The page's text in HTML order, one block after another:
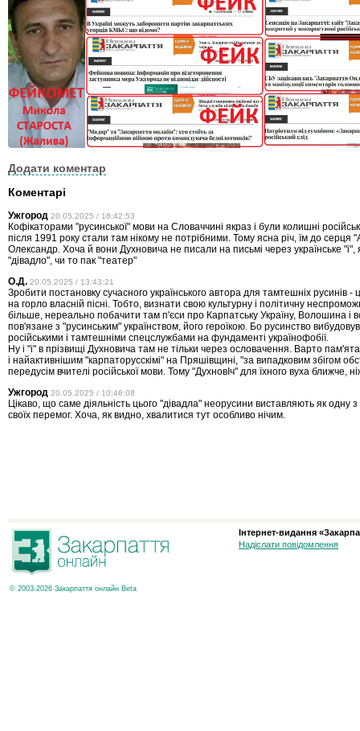
Додати коментар
Коментарі
Ужгород 20.05.2025 / 18:42:53
Кофікаторами "русинської" мови на Словаччині якраз і були колишні
після 1991 року стали там нікому не потрібними. Тому ясна річ, їм до серця
Олександр. Хоча й вони Духновича не писали на письмі через українське "і",
"дівадло", чи то пак "театер"
О.Д. 20.05.2025 / 13:43:21
Зробити постановку сучасного українського автора для тамтешніх русинів -
на горло власній пісні. Тобто, визнати свою культурну і політичну
більше, нереально побачити там п'єси про Карпатську Україну, Волошина і
пов'язане з "русинським" українством, його героїкою. Бо русинство
російськими і тамтешніми спецслужбами на фундаменті українофобії.
Ну і "і" в прізвищі Духновича там не тільки через ословачення. Варто
і найактивнішим "карпаторусскімі" на Пряшівщині, "за випадковим збігом
передусім вчителі російської мови. Тому "ДухновІч" для їхного вуха ближче,
Ужгород 20.05.2025 / 10:46:08
Цікаво, що саме діяльність цього "дівадла" неорусини виставляють як одну
своїх перемог. Хоча, як видно, хвалитися тут особливо нічим.
© 2003-2026 Закарпаття онлайн Beta
Інтернет-видання
Надіслати повідомлення